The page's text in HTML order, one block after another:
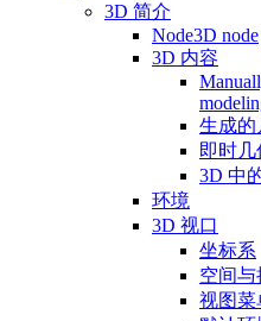
3D 简介
Node3D node
3D 内容
生成的
即时几
3D 中
环境
3D 视口
坐标系
空间
视图菜